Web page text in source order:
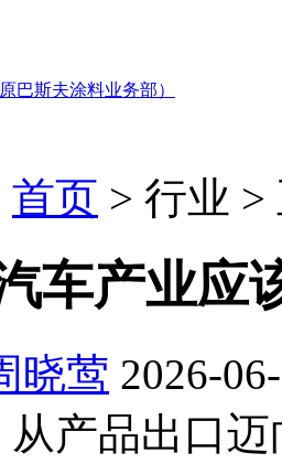
首页 > 行业 >
车产业应
晓莺 2026-
从产品出口